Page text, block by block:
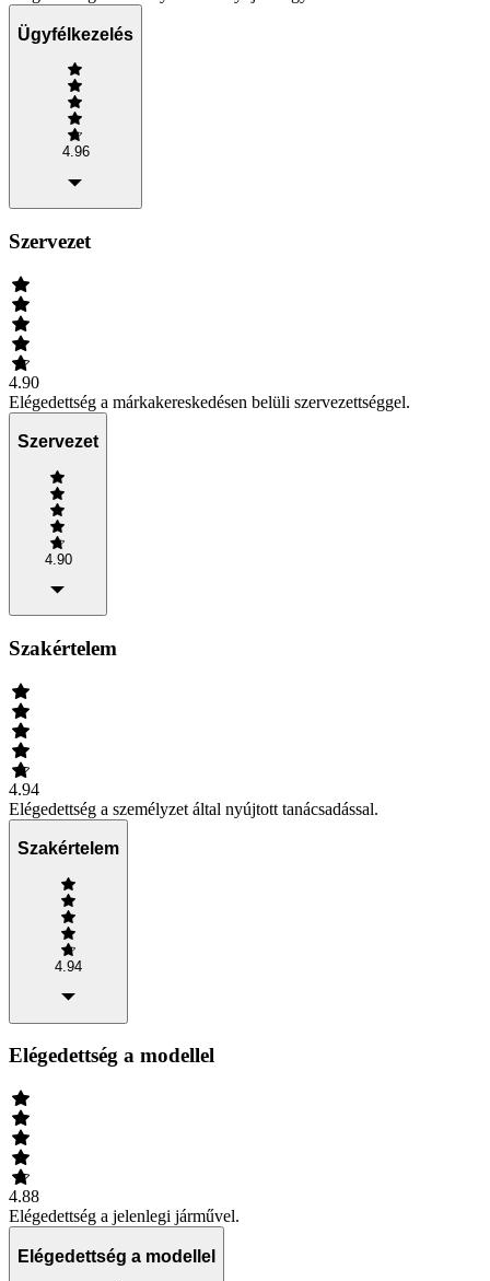
Ügyfélkezelés
4.96
Szervezet
4.90
Elégedettség a márkakereskedésen belüli szervezettséggel.
Szervezet
4.90
Szakértelem
4.94
Elégedettség a személyzet által nyújtott tanácsadással.
Szakértelem
4.94
Elégedettség a modellel
4.88
Elégedettség a jelenlegi járművel.
Elégedettség a modellel